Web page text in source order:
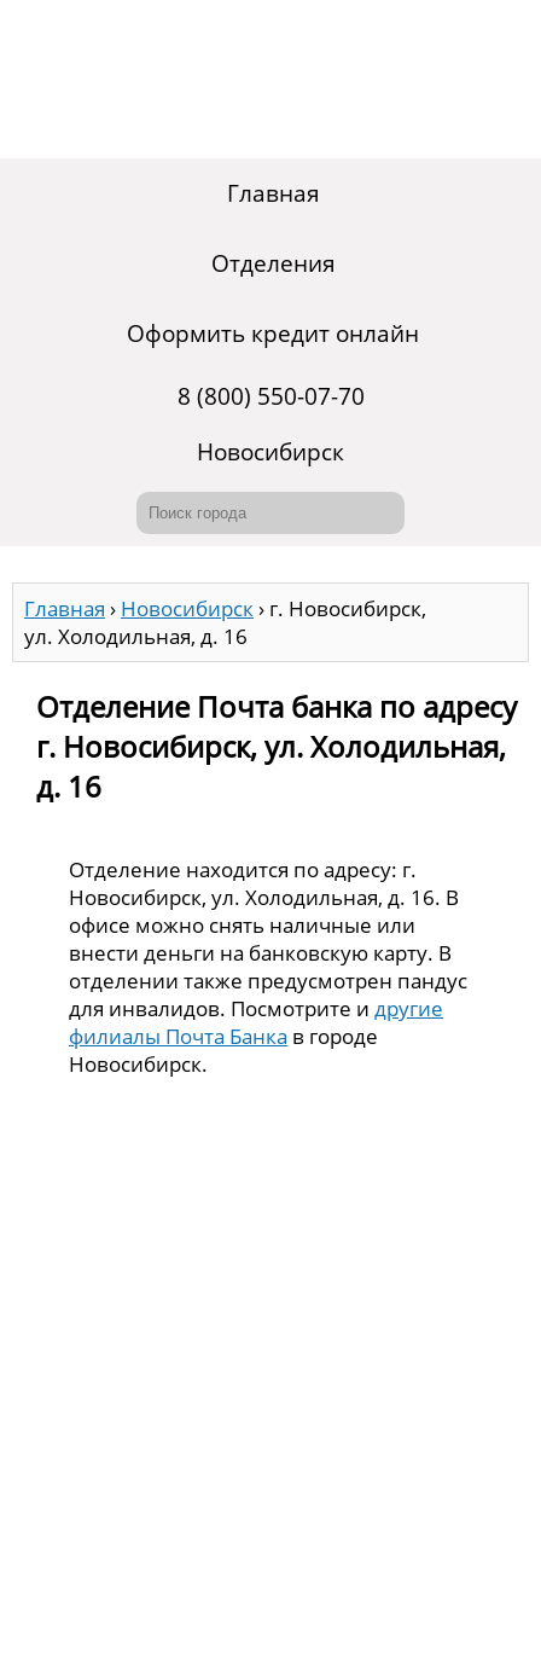
Главная
Отделения
Оформить кредит онлайн
8 (800) 550-07-70
Новосибирск
Главная › Новосибирск› г. Новосибирск,
ул. Холодильная, д. 16
Отделение Почта банка по адресу
г. Новосибирск, ул. Холодильная,
д. 16
Отделение находится по адресу: г.
Новосибирск, ул. Холодильная, д. 16. В
офисе можно снять наличные или
внести деньги на банковскую карту. В
отделении также предусмотрен пандус
для инвалидов. Посмотрите идругие
филиалы Почта Банка в городе
Новосибирск.